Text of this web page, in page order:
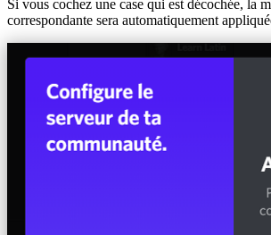
Si vous cochez une case qui est décochée, la
correspondante sera automatiquement